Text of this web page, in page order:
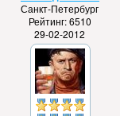
Санкт-Петербург
Рейтинг: 6510
29-02-2012